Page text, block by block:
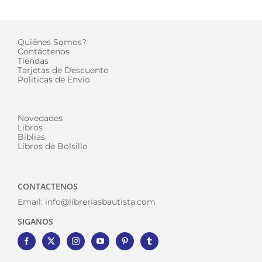
Quiénes Somos?
Contáctenos
Tiendas
Tarjetas de Descuento
Politicas de Envío
Novedades
Libros
Biblias
Libros de Bolsillo
CONTACTENOS
Email: info@libreriasbautista.com
SIGANOS